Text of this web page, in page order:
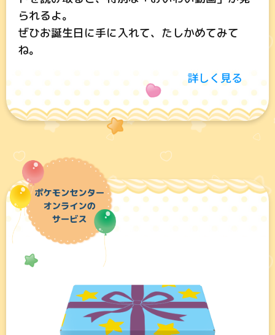
られるよ。
ぜひお誕生日に手に入れて、たしかめてみて
ね。
詳しく見る